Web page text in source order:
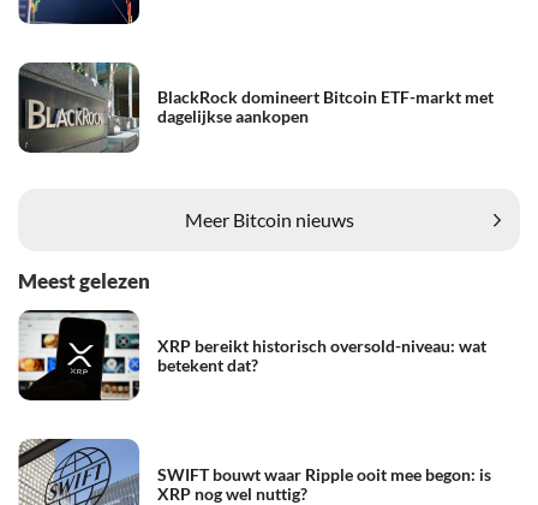
BlackRock domineert Bitcoin ETF-markt met
dagelijkse aankopen
Meer Bitcoin nieuws
Meest gelezen
XRP bereikt historisch oversold-niveau: wat
betekent dat?
SWIFT bouwt waar Ripple ooit mee begon: is
XRP nog wel nuttig?